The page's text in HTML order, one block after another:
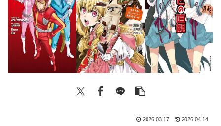
2026.03.17 2026.04.14